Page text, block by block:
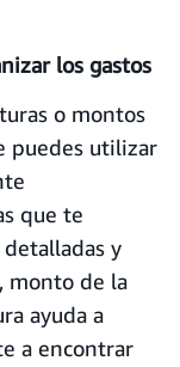
los gastos
o montos
puedes utilizar
que te
y
monto de la
ayuda a
a encontrar